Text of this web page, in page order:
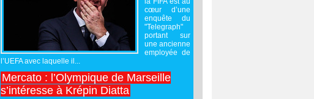
cœur d’une
enquête du
"Telegraph"
portant sur
une ancienne
employée de
l’UEFA avec laquelle il...
Mercato : l’Olympique de Marseille
s’intéresse à Krépin Diatta